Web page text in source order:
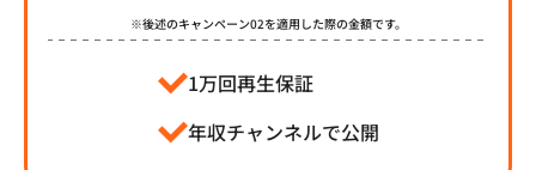
※後述のキャンペーン02を適用した際の金額です。
1万回再生保証
年収チャンネルで公開